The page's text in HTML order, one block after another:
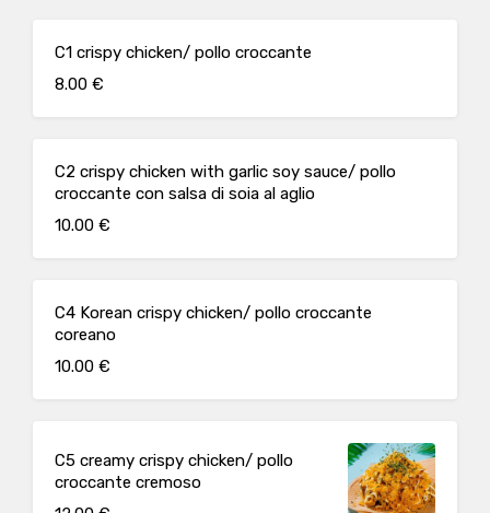
C1 crispy chicken/ pollo croccante
8.00 €
C2 crispy chicken with garlic soy sauce/ pollo
croccante con salsa di soia al aglio
10.00 €
C4 Korean crispy chicken/ pollo croccante
coreano
10.00 €
C5 creamy crispy chicken/ pollo
croccante cremoso